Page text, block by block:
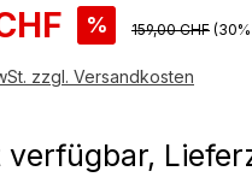
% Regulärer Preis:
159,00 CHF
zzgl. Versandkosten
verfügbar,